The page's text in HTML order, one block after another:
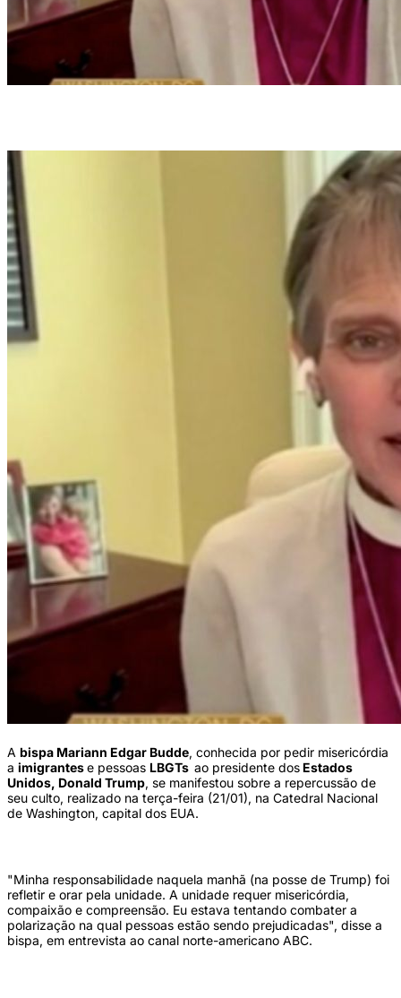
A bispa Mariann Edgar Budde, conhecida por pedir misericórdia
a imigrantese pessoas LBGTs ao presidente dos Estados
Unidos, Donald Trump, se manifestou sobre a repercussão de
seu culto, realizado na terça-feira (21/01), na Catedral Nacional
de Washington, capital dos EUA.
"Minha responsabilidade naquela manhã (na posse de Trump) foi
refletir e orar pela unidade. A unidade requer misericórdia,
compaixão e compreensão. Eu estava tentando combater a
polarização na qual pessoas estão sendo prejudicadas", disse a
bispa, em entrevista ao canal norte-americano ABC.